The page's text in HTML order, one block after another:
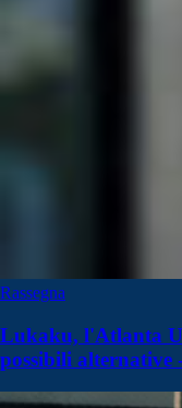
Rassegna
Lukaku, l'Atlanta
possibili alternative